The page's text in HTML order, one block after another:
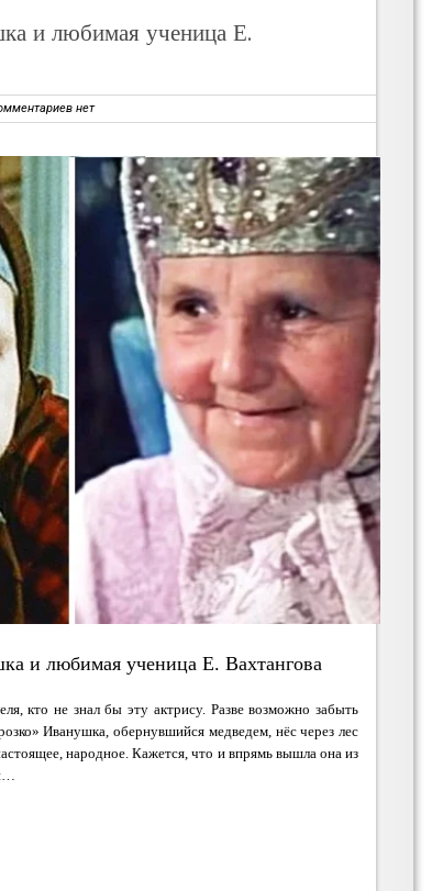
и любимая ученица Е.
нет
и любимая ученица Е. Вахтангова
кто не знал бы эту актрису. Разве возможно забыть
Иванушка, обернувшийся медведем, нёс через лес
народное. Кажется, что и впрямь вышла она из